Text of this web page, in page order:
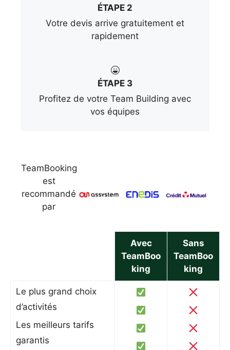
ÉTAPE 2
Votre devis arrive gratuitement et
rapidement
ÉTAPE 3
Profitez de votre Team Building avec
vos équipes
TeamBooking
est
recommandé
par
Avec
TeamBoo
king
Sans
TeamBoo
king
Le plus grand choix
d’activités
Les meilleurs tarifs
garantis